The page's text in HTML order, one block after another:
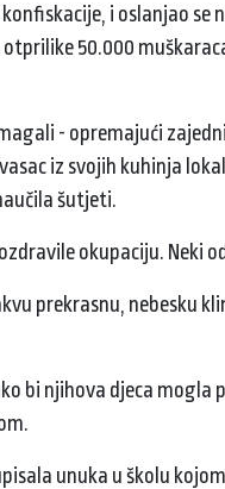
i oslanjao
50.000
- opremajući
iz svojih kuhinja
šutjeti.
okupaciju. Neki
prekrasnu, nebesku
bi njihova djeca
unuka u školu